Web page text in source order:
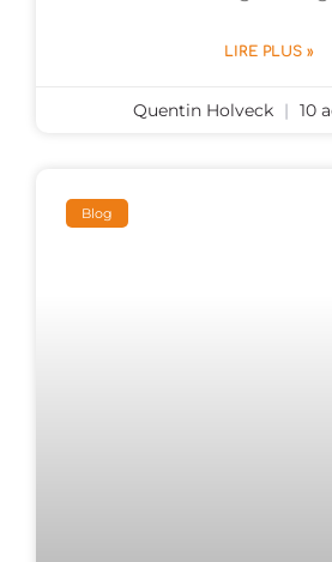
LIRE PLUS »
Quentin Holveck 10
Blog